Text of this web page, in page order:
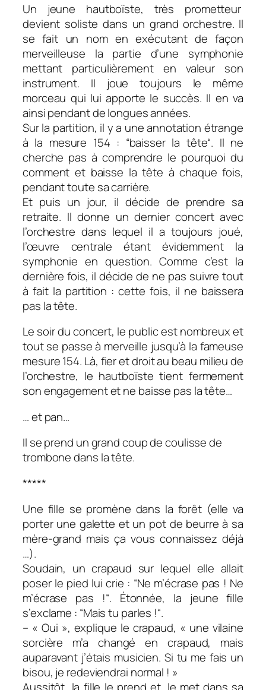
Un jeune hautboïste, très prometteur
devient soliste dans un grand orchestre. Il
se fait un nom en exécutant de façon
merveilleuse la partie d’une symphonie
mettant particulièrement en valeur son
instrument. Il joue toujours le même
morceau qui lui apporte le succès. Il en va
ainsi pendant de longues années.
Sur la partition, il y a une annotation étrange
à la mesure 154 : “baisser la tête“. Il ne
cherche pas à comprendre le pourquoi du
comment et baisse la tête à chaque fois,
pendant toute sa carrière.
Et puis un jour, il décide de prendre sa
retraite. Il donne un dernier concert avec
l’orchestre dans lequel il a toujours joué,
l’œuvre centrale étant évidemment la
symphonie en question. Comme c’est la
dernière fois, il décide de ne pas suivre tout
à fait la partition : cette fois, il ne baissera
pas la tête.
Le soir du concert, le public est nombreux et
tout se passe à merveille jusqu’à la fameuse
mesure 154. Là, fier et droit au beau milieu de
l’orchestre, le hautboïste tient fermement
son engagement et ne baisse pas la tête…
… et pan…
Il se prend un grand coup de coulisse de
trombone dans la tête.
*****
Une fille se promène dans la forêt (elle va
porter une galette et un pot de beurre à sa
mère-grand mais ça vous connaissez déjà
…).
Soudain, un crapaud sur lequel elle allait
poser le pied lui crie : “Ne m’écrase pas ! Ne
m’écrase pas !“. Étonnée, la jeune fille
s’exclame : “Mais tu parles !“.
– « Oui », explique le crapaud, « une vilaine
sorcière m’a changé en crapaud, mais
auparavant j’étais musicien. Si tu me fais un
bisou, je redeviendrai normal ! »